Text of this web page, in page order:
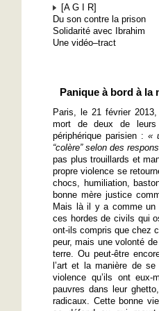
[A G I R]
Du son contre la prison
Solidarité avec Ibrahim
Une vidéo–tract
Panique à bord à la
Paris, le 21 février
mort de deux de leurs
périphérique parisien :«
“colère” selon des
pas plus trouillards et
propre violence se
chocs, humiliation,
bonne mère justice
Mais là il y a comme un
ces hordes de civils qui
ont-ils compris que chez
peur, mais une volonté
terre. Ou peut-être
l’art et la manière de
violence qu’ils ont eux-
pauvres dans leur
radicaux. Cette bonne